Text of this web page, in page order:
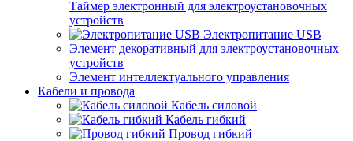
Таймер электронный для электроустановочных
устройств
Электропитание USB
Элемент декоративный для электроустановочных
устройств
Элемент интеллектуального управления
Кабели и провода
Кабель силовой
Кабель гибкий
Провод гибкий